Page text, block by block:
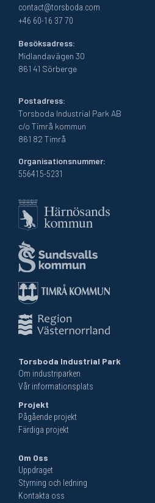
contact@torsboda.com
+46 60-16 37 70
Besöksadress:
Midlandavägen 30
861 41 Sörberge
Postadress:
Torsboda Industrial Park AB
c/o Timrå kommun
861 82 Timrå
Organisationsnummer:
556415-5231
Torsboda Industrial Park
Om industriparken
Vår informationsplats
Projekt
Pågående projekt
Färdiga projekt
Om Oss
Uppdraget
Styrning och ledning
Kontakta oss